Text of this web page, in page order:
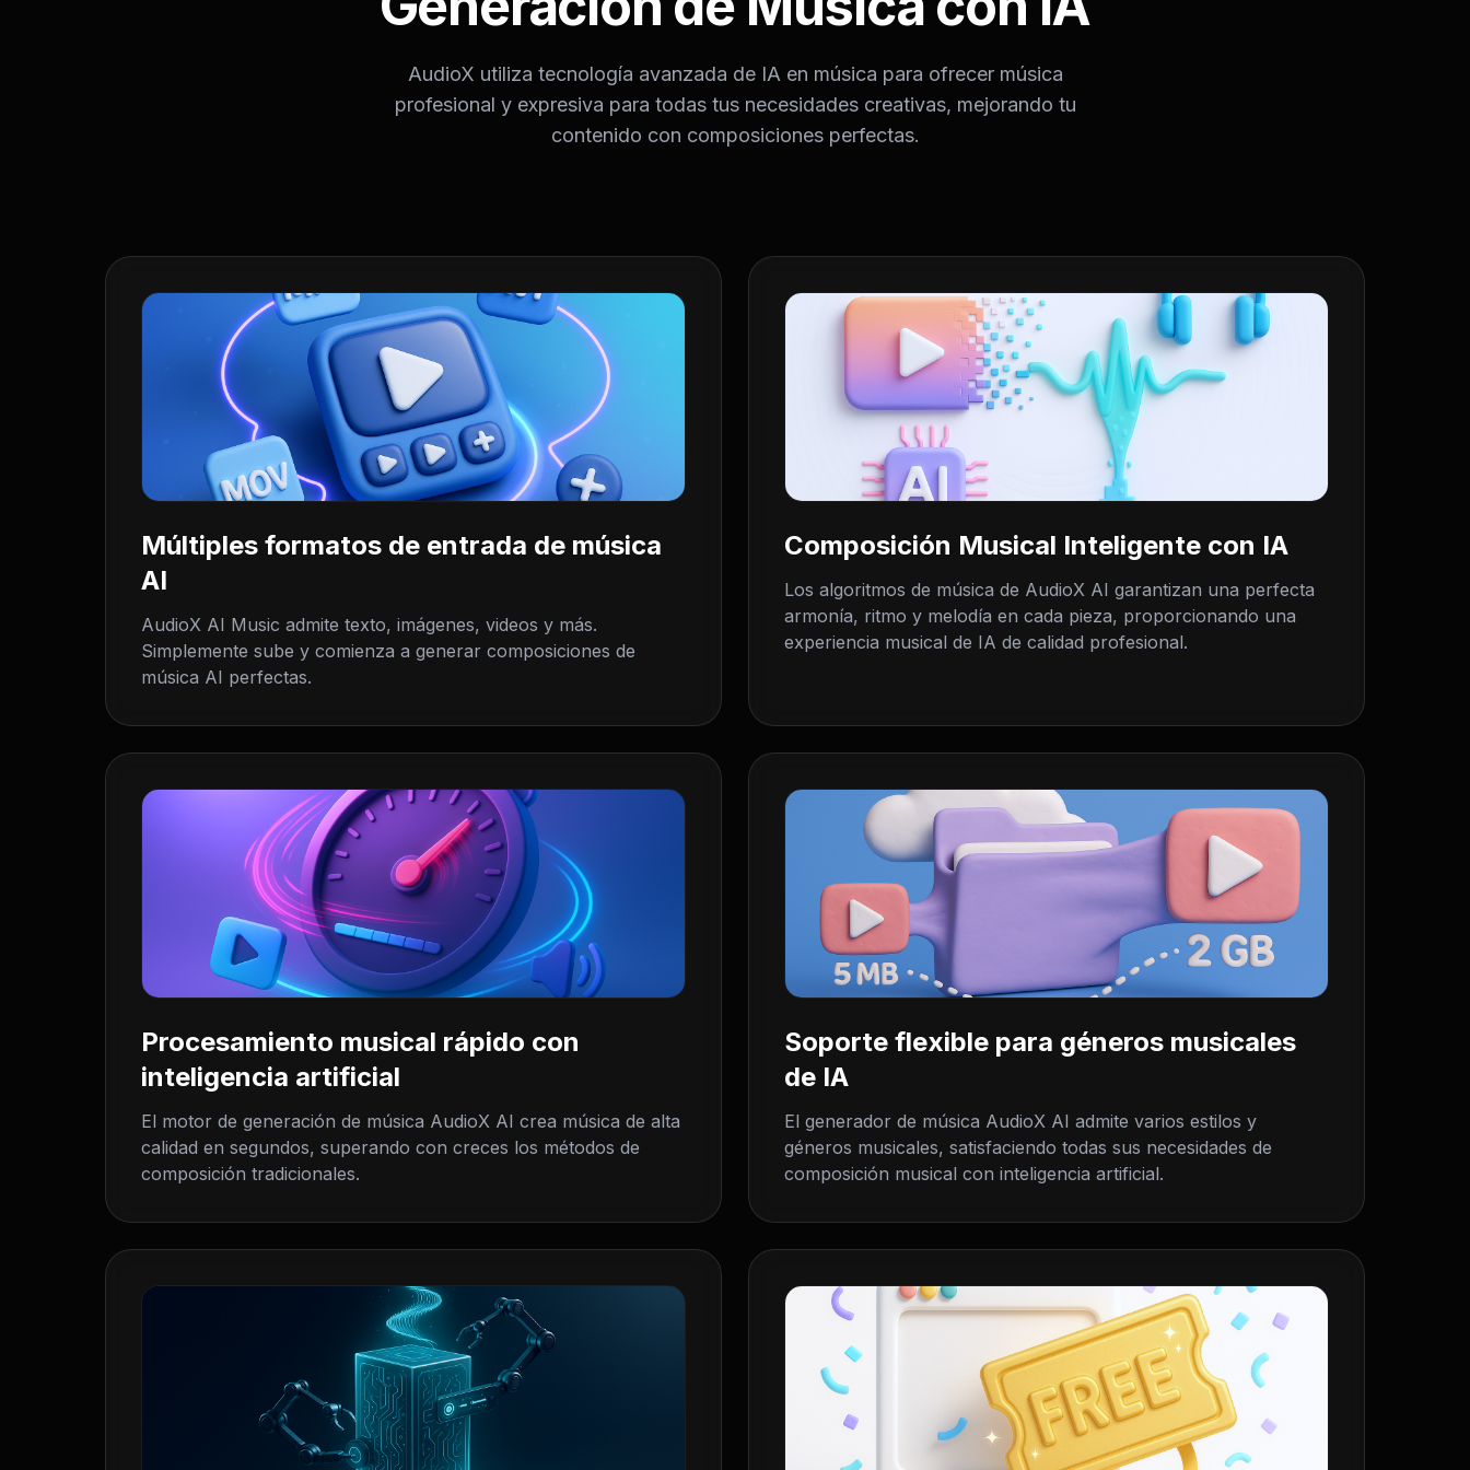
AudioX utiliza tecnología avanzada de IA en música para ofrecer música
profesional y expresiva para todas tus necesidades creativas, mejorando tu
contenido con composiciones perfectas.
Múltiples formatos de entrada de música
AI
AudioX AI Music admite texto, imágenes, videos y más.
Simplemente sube y comienza a generar composiciones de
música AI perfectas.
Composición Musical Inteligente con IA
Los algoritmos de música de AudioX AI garantizan una perfecta
armonía, ritmo y melodía en cada pieza, proporcionando una
experiencia musical de IA de calidad profesional.
Procesamiento musical rápido con
inteligencia artificial
El motor de generación de música AudioX AI crea música de alta
calidad en segundos, superando con creces los métodos de
composición tradicionales.
Soporte flexible para géneros musicales
de IA
El generador de música AudioX AI admite varios estilos y
géneros musicales, satisfaciendo todas sus necesidades de
composición musical con inteligencia artificial.